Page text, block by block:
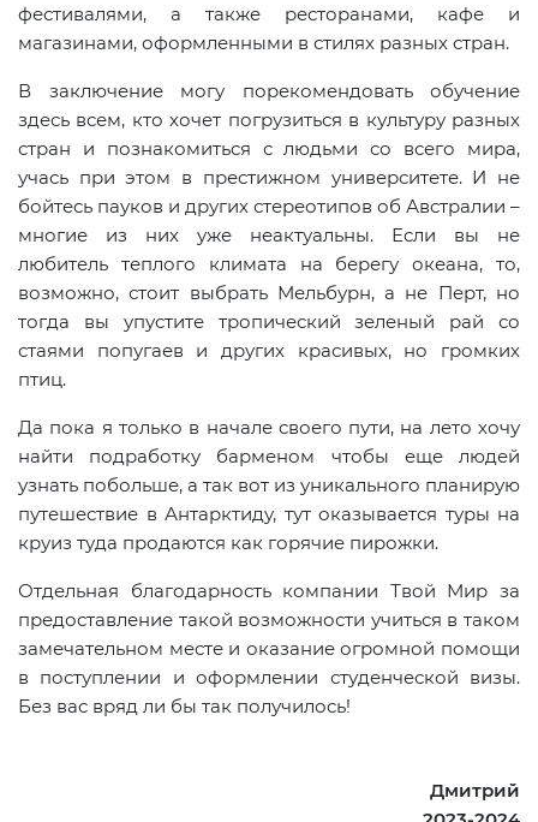
фестивалями, а также ресторанами, кафе и
магазинами, оформленными в стилях разных стран.
В заключение могу порекомендовать обучение
здесь всем, кто хочет погрузиться в культуру разных
стран и познакомиться с людьми со всего мира,
учась при этом в престижном университете. И не
бойтесь пауков и других стереотипов об Австралии –
многие из них уже неактуальны. Если вы не
любитель теплого климата на берегу океана, то,
возможно, стоит выбрать Мельбурн, а не Перт, но
тогда вы упустите тропический зеленый рай со
стаями попугаев и других красивых, но громких
птиц.
Да пока я только в начале своего пути, на лето хочу
найти подработку барменом чтобы еще людей
узнать побольше, а так вот из уникального планирую
путешествие в Антарктиду, тут оказывается туры на
круиз туда продаются как горячие пирожки.
Отдельная благодарность компании Твой Мир за
предоставление такой возможности учиться в таком
замечательном месте и оказание огромной помощи
в поступлении и оформлении студенческой визы.
Без вас вряд ли бы так получилось!
Дмитрий